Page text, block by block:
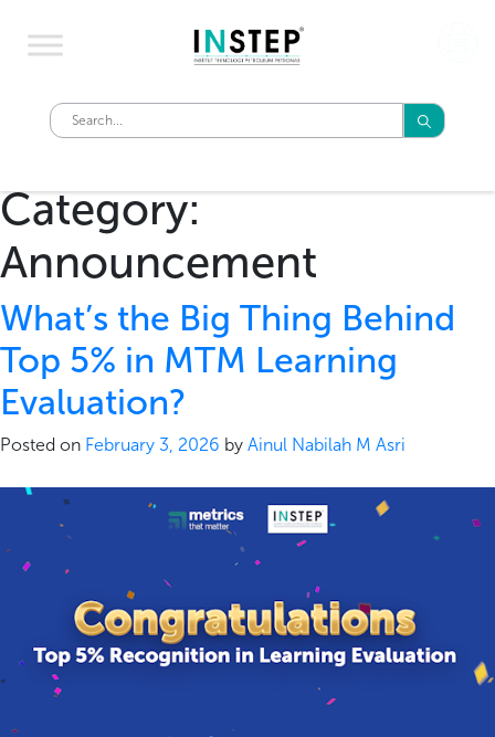
Category:
Announcement
What’s the Big Thing Behind
Top 5% in MTM Learning
Evaluation?
Posted on February 3, 2026 by Ainul Nabilah M Asri